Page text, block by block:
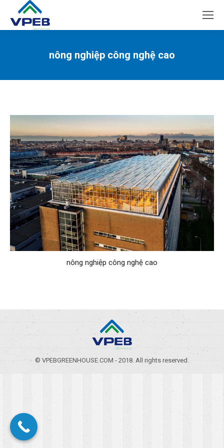
nông nghiệp công nghệ cao
nông nghiệp công nghệ cao
© VPEBGREENHOUSE.COM - 2018. All rights reserved.